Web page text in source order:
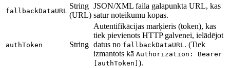
fallbackDataURL
String
(URL)
JSON/XML faila galapunkta URL, kas
satur noteikumu kopas.
authToken String
Autentifikācijas marķieris (token), kas
tiek pievienots HTTP galvenei, ielādējot
datus no fallbackDataURL. (Tiek
izmantots kā Authorization: Bearer
[authToken] ).